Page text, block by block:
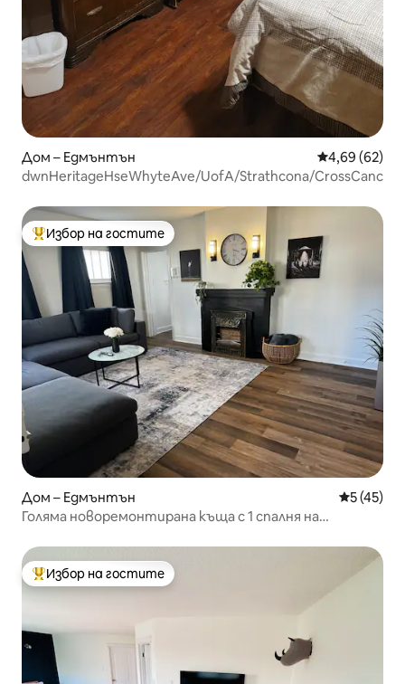
Дом – Едмънтън Средна
4,69 (62)
dwnHeritageHseWhyteAve/UofA/Strathcona/CrossCancer
Най-популярен избор на гостите
Избор на гостите
Дом – Едмънтън Средна
5 (45)
Голяма новоремонтирана къща с 1 спалня на
Най-популярен избор на гостите
Избор на гостите